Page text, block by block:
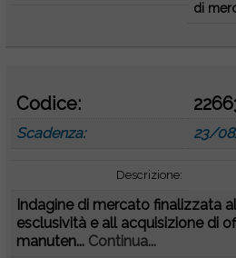
di
Codice:
Scadenza: 23/
Descrizione:
Indagine di mercato finalizzata
esclusività e all acquisizione di
manuten... Continua...